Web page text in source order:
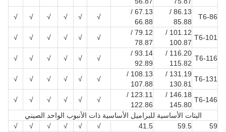
T6-86
86.13 /
85.88
67.13 /
66.88
√
√
√
√
√
√
T6-101
101.12 /
100.87
79.12 /
78.87
√
√
√
√
√
√
T6-116
116.20 /
115.82
93.14 /
92.89
√
√
√
√
√
√
T6-131
131.19 /
130.81
108.13 /
107.88
√
√
√
√
√
√
T6-146
146.18 /
145.80
123.11 /
122.86
√
√
√
√
√
√
البتات الأساسية للبراميل الأساسية ذات الأنبوب الواحد الصيني
59
59.5
41.5
√
√
√
√
√
√